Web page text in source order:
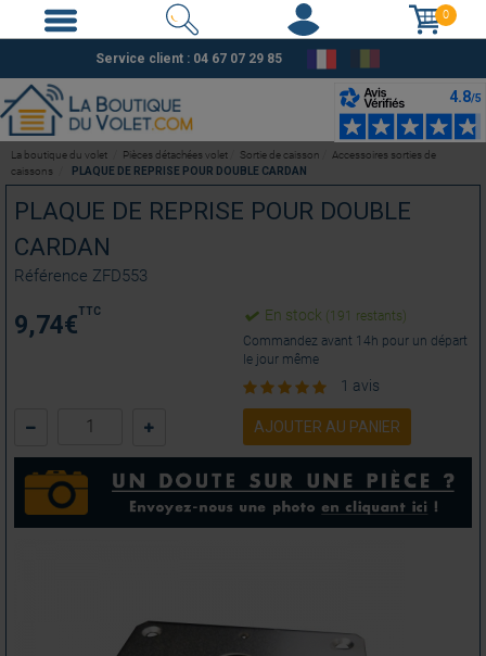
0
Service client : 04 67 07 29 85
PLAQUE DE REPRISE POUR DOUBLE
CARDAN
Référence ZFD553
9,74€TTC En stock (191 restants)
Commandez avant 14h pour un départ
le jour même
1 avis
AJOUTER AU PANIER
La boutique du volet Pièces détachées volet Sortie de caisson
Accessoires sorties de
caissons
PLAQUE DE REPRISE POUR DOUBLE CARDAN